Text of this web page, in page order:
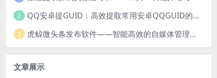
2 QQ安卓提GUID：高效提取常用安卓QQGUID的新工具
3 虎鲸微头条发布软件——智能高效的自媒体管理工具
文章展示